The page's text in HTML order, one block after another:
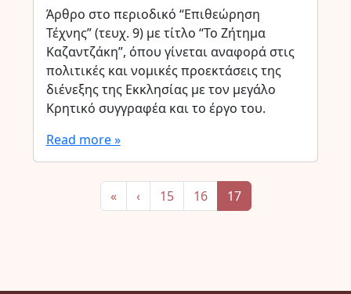
Άρθρο στο περιοδικό “Επιθεώρηση
Τέχνης” (τευχ. 9) με τίτλο “Το Ζήτημα
Καζαντζάκη”, όπου γίνεται αναφορά στις
πολιτικές και νομικές προεκτάσεις της
διένεξης της Εκκλησίας με τον μεγάλο
Κρητικό συγγραφέα και το έργο του.
Read more »
« ‹ Page
15 Page
16 Current Page
17